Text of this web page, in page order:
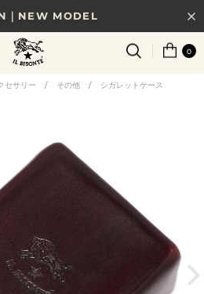
｜NEW MODEL
税込11,000円以上で送料無料
選べる、新しいギフトガイド
0
セサリー / その他 / シガレットケース